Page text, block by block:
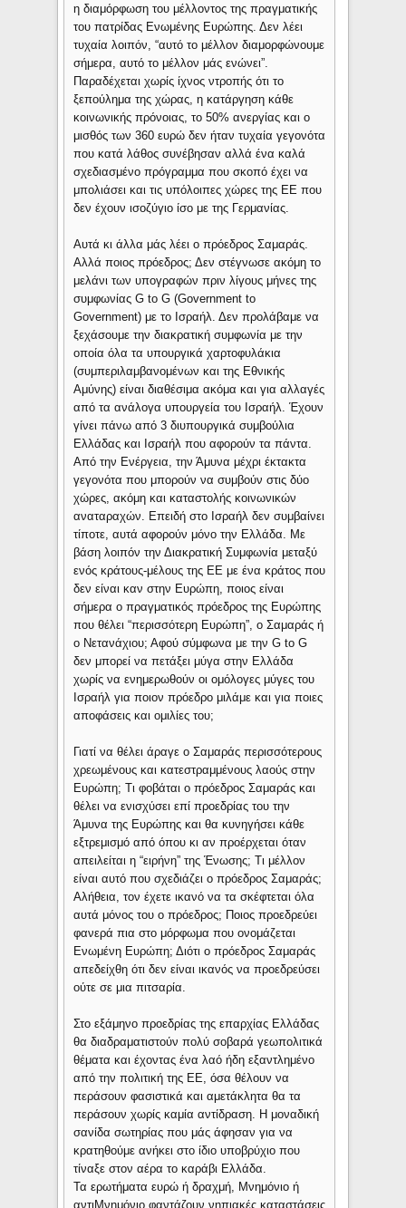
η διαμόρφωση του μέλλοντος της πραγματικής
του πατρίδας Ενωμένης Ευρώπης. Δεν λέει
τυχαία λοιπόν, “αυτό το μέλλον διαμορφώνουμε
σήμερα, αυτό το μέλλον μάς ενώνει”.
Παραδέχεται χωρίς ίχνος ντροπής ότι το
ξεπούλημα της χώρας, η κατάργηση κάθε
κοινωνικής πρόνοιας, το 50% ανεργίας και ο
μισθός των 360 ευρώ δεν ήταν τυχαία γεγονότα
που κατά λάθος συνέβησαν αλλά ένα καλά
σχεδιασμένο πρόγραμμα που σκοπό έχει να
μπολιάσει και τις υπόλοιπες χώρες της ΕΕ που
δεν έχουν ισοζύγιο ίσο με της Γερμανίας.
Αυτά κι άλλα μάς λέει ο πρόεδρος Σαμαράς.
Αλλά ποιος πρόεδρος; Δεν στέγνωσε ακόμη το
μελάνι των υπογραφών πριν λίγους μήνες της
συμφωνίας G to G (Government to
Government) με το Ισραήλ. Δεν προλάβαμε να
ξεχάσουμε την διακρατική συμφωνία με την
οποία όλα τα υπουργικά χαρτοφυλάκια
(συμπεριλαμβανομένων και της Εθνικής
Αμύνης) είναι διαθέσιμα ακόμα και για αλλαγές
από τα ανάλογα υπουργεία του Ισραήλ. Έχουν
γίνει πάνω από 3 διυπουργικά συμβούλια
Ελλάδας και Ισραήλ που αφορούν τα πάντα.
Από την Ενέργεια, την Άμυνα μέχρι έκτακτα
γεγονότα που μπορούν να συμβούν στις δύο
χώρες, ακόμη και καταστολής κοινωνικών
αναταραχών. Επειδή στο Ισραήλ δεν συμβαίνει
τίποτε, αυτά αφορούν μόνο την Ελλάδα. Με
βάση λοιπόν την Διακρατική Συμφωνία μεταξύ
ενός κράτους-μέλους της ΕΕ με ένα κράτος που
δεν είναι καν στην Ευρώπη, ποιος είναι
σήμερα ο πραγματικός πρόεδρος της Ευρώπης
που θέλει “περισσότερη Ευρώπη”, ο Σαμαράς ή
ο Νετανάχιου; Αφού σύμφωνα με την G to G
δεν μπορεί να πετάξει μύγα στην Ελλάδα
χωρίς να ενημερωθούν οι ομόλογες μύγες του
Ισραήλ για ποιον πρόεδρο μιλάμε και για ποιες
αποφάσεις και ομιλίες του;
Γιατί να θέλει άραγε ο Σαμαράς περισσότερους
χρεωμένους και κατεστραμμένους λαούς στην
Ευρώπη; Τι φοβάται ο πρόεδρος Σαμαράς και
θέλει να ενισχύσει επί προεδρίας του την
Άμυνα της Ευρώπης και θα κυνηγήσει κάθε
εξτρεμισμό από όπου κι αν προέρχεται όταν
απειλείται η “ειρήνη” της Ένωσης; Τι μέλλον
είναι αυτό που σχεδιάζει ο πρόεδρος Σαμαράς;
Αλήθεια, τον έχετε ικανό να τα σκέφτεται όλα
αυτά μόνος του ο πρόεδρος; Ποιος προεδρεύει
φανερά πια στο μόρφωμα που ονομάζεται
Ενωμένη Ευρώπη; Διότι ο πρόεδρος Σαμαράς
απεδείχθη ότι δεν είναι ικανός να προεδρεύσει
ούτε σε μια πιτσαρία.
Στο εξάμηνο προεδρίας της επαρχίας Ελλάδας
θα διαδραματιστούν πολύ σοβαρά γεωπολιτικά
θέματα και έχοντας ένα λαό ήδη εξαντλημένο
από την πολιτική της ΕΕ, όσα θέλουν να
περάσουν φασιστικά και αμετάκλητα θα τα
περάσουν χωρίς καμία αντίδραση. Η μοναδική
σανίδα σωτηρίας που μάς άφησαν για να
κρατηθούμε ανήκει στο ίδιο υποβρύχιο που
τίναξε στον αέρα το καράβι Ελλάδα.
Τα ερωτήματα ευρώ ή δραχμή, Μνημόνιο ή
αντιΜνημόνιο φαντάζουν νηπιακές καταστάσεις